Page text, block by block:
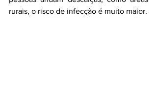
rurais, o risco de infecção é muito maior.